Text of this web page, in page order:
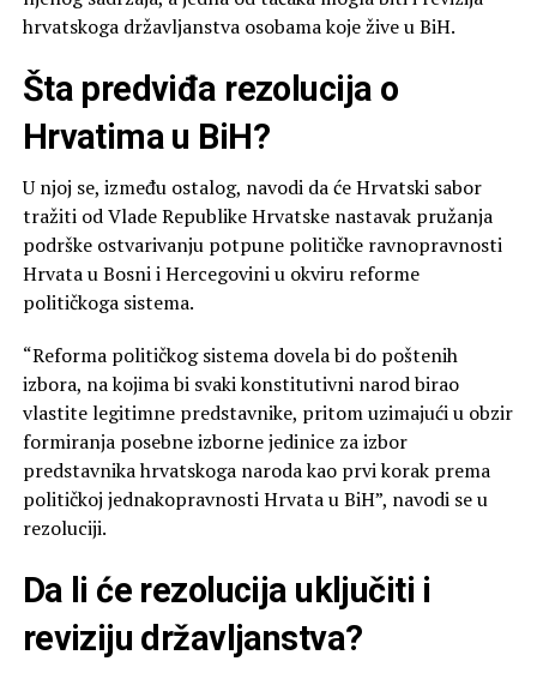
hrvatskoga državljanstva osobama koje žive u BiH.
Šta predviđa rezolucija o
Hrvatima u BiH?
U njoj se, između ostalog, navodi da će Hrvatski sabor
tražiti od Vlade Republike Hrvatske nastavak pružanja
podrške ostvarivanju potpune političke ravnopravnosti
Hrvata u Bosni i Hercegovini u okviru reforme
političkoga sistema.
“Reforma političkog sistema dovela bi do poštenih
izbora, na kojima bi svaki konstitutivni narod birao
vlastite legitimne predstavnike, pritom uzimajući u obzir
formiranja posebne izborne jedinice za izbor
predstavnika hrvatskoga naroda kao prvi korak prema
političkoj jednakopravnosti Hrvata u BiH”, navodi se u
rezoluciji.
Da li će rezolucija uključiti i
reviziju državljanstva?